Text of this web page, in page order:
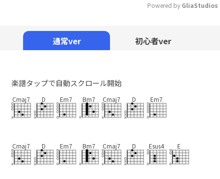
Powered by GliaStudios
通常ver 初心者ver
楽譜タップで自動スクロール開始
Cmaj7 D Em7 Bm7 Cmaj7 D Em7
Cmaj7 D Em7 Bm7 Cmaj7 D Esus4 E